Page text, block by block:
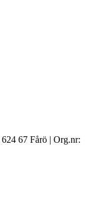
624 67 Fårö | Org.nr: